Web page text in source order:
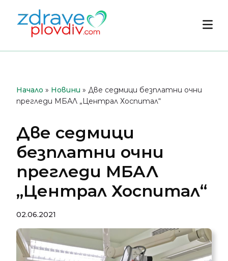
съдържанието
Начало » Новини » Две седмици безплатни очни
прегледи МБАЛ „Централ Хоспитал“
Две седмици
безплатни очни
прегледи МБАЛ
„Централ Хоспитал“
02.06.2021